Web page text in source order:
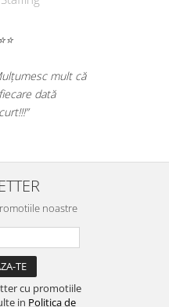
mult că
dată
noastre
cu promotiile
in Politica de